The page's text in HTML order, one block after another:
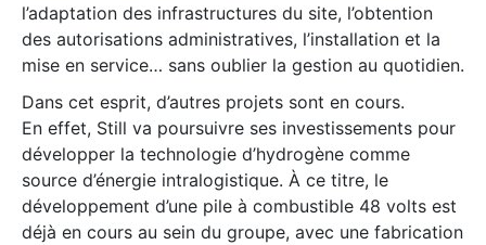
l’adaptation des infrastructures du site, l’obtention
des autorisations administratives, l’installation et la
mise en service… sans oublier la gestion au quotidien.
Dans cet esprit, d’autres projets sont en cours.
En effet, Still va poursuivre ses investissements pour
développer la technologie d’hydrogène comme
source d’énergie intralogistique. À ce titre, le
développement d’une pile à combustible 48 volts est
déjà en cours au sein du groupe, avec une fabrication